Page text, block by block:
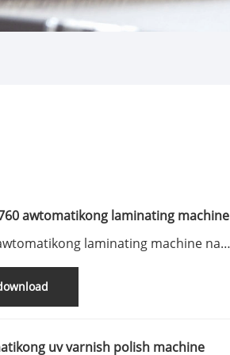
awtomatikong laminating machine
laminating machine na
sa amin
uv varnish polish machine